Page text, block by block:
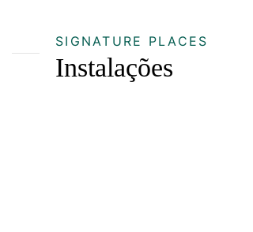
SIGNATURE PLACES
Instalações